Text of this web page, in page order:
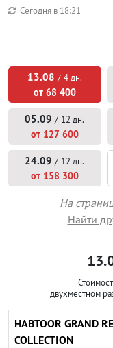
Сегодня в 18:21
13.08 / 4 дн.
от 68 400
05.09 / 12 дн.
от 127 600
24.09 / 12 дн.
от 158 300
На
Найти
двухместном
HABTOOR GRAND
COLLECTION